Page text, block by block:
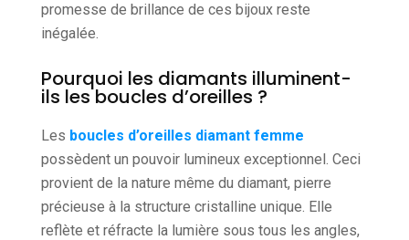
promesse de brillance de ces bijoux reste
inégalée.
Pourquoi les diamants illuminent-
ils les boucles d’oreilles ?
Les boucles d’oreilles diamant femme
possèdent un pouvoir lumineux exceptionnel. Ceci
provient de la nature même du diamant, pierre
précieuse à la structure cristalline unique. Elle
reflète et réfracte la lumière sous tous les angles,